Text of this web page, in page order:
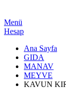
Menü
Hesap
Ana Sayfa
GIDA
MANAV
MEYVE
KAVUN